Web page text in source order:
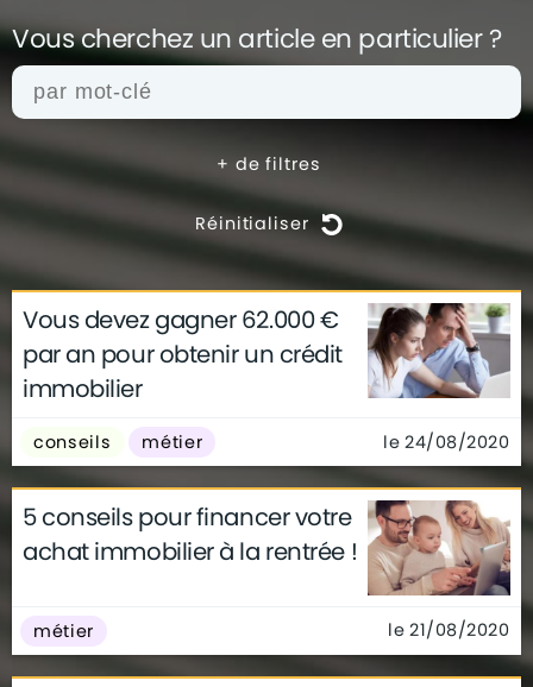
Vous cherchez un article en particulier ?
+ de filtres
Réinitialiser
actualités architecture
archives
conseils
déco finance
gouvernement
infographie
technologie
Vous devez gagner 62.000 €
par an pour obtenir un crédit
immobilier
conseils métier le 24/08/2020
5 conseils pour financer votre
achat immobilier à la rentrée !
métier le 21/08/2020